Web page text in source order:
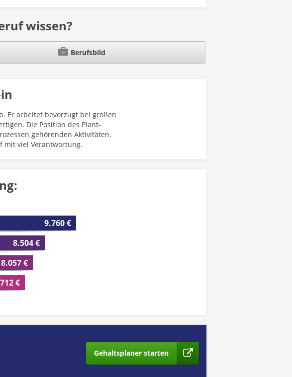
wissen?
Berufsbild
Er arbeitet bevorzugt bei großen
Die Position des Plant-
gehörenden Aktivitäten.
mit viel Verantwortung.
9.760 €
8.504 €
8.057 €
€
Gehaltsplaner starten